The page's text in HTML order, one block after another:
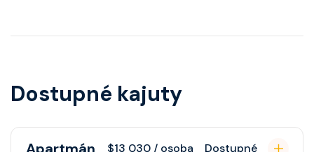
Dostupné kajuty
$13 030 / osoba Dostupné